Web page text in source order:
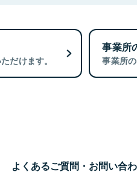
だけます。
事業所
事業所
よくあるご質問・お問い合